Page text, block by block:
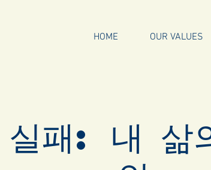
HOME OUR VALUES
패: 내 삶